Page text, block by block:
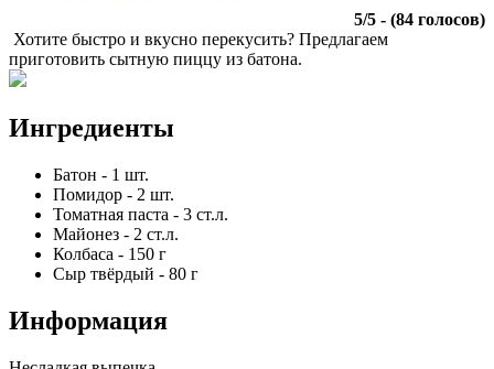
5/5 - (84 голосов)
Хотите быстро и вкусно перекусить? Предлагаем
приготовить сытную пиццу из батона.
Ингредиенты
Батон - 1 шт.
Помидор - 2 шт.
Томатная паста - 3 ст.л.
Майонез - 2 ст.л.
Колбаса - 150 г
Сыр твёрдый - 80 г
Информация